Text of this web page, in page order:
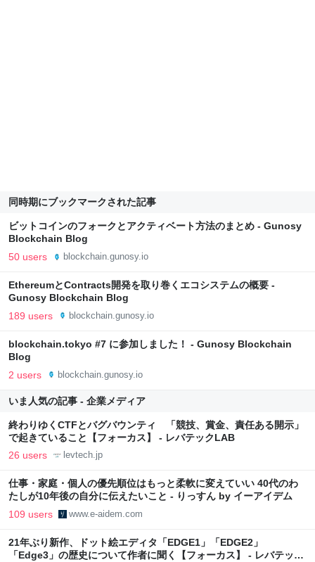
同時期にブックマークされた記事
ビットコインのフォークとアクティベート方法のまとめ - Gunosy
Blockchain Blog
50 users blockchain.gunosy.io
EthereumとContracts開発を取り巻くエコシステムの概要 -
Gunosy Blockchain Blog
189 users blockchain.gunosy.io
blockchain.tokyo #7 に参加しました！ - Gunosy Blockchain
Blog
2 users blockchain.gunosy.io
いま人気の記事 - 企業メディア
終わりゆくCTFとバグバウンティ 「競技、賞金、責任ある開示」
で起きていること【フォーカス】 - レバテックLAB
26 users levtech.jp
仕事・家庭・個人の優先順位はもっと柔軟に変えていい 40代のわ
たしが10年後の自分に伝えたいこと - りっすん by イーアイデム
109 users www.e-aidem.com
21年ぶり新作、ドット絵エディタ「EDGE1」「EDGE2」
「Edge3」の歴史について作者に聞く【フォーカス】 - レバテック